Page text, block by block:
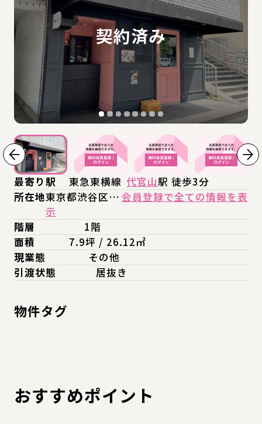
最寄り駅 東急東横線 代官山駅 徒歩3分
所在地東京都渋谷区… 会員登録で全ての情報を表
示
階層
1階
面積
7.9坪 / 26.12㎡
現業態
その他
引渡状態
居抜き
物件タグ
おすすめポイント